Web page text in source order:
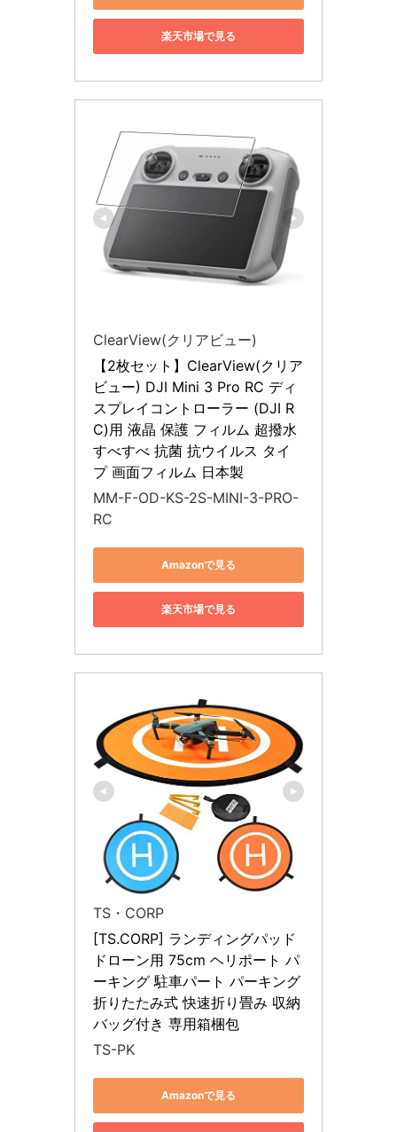
楽天市場で見る
ClearView(クリアビュー)
【2枚セット】ClearView(クリア
ビュー) DJI Mini 3 Pro RC ディ
スプレイコントローラー (DJI R
C)用 液晶 保護 フィルム 超撥水
すべすべ 抗菌 抗ウイルス タイ
プ 画面フィルム 日本製
MM-F-OD-KS-2S-MINI-3-PRO-
RC
Amazonで見る
楽天市場で見る
TS・CORP
[TS.CORP] ランディングパッド
ドローン用 75cm ヘリポート パ
ーキング 駐車パート パーキング
折りたたみ式 快速折り畳み 収納
バッグ付き 専用箱梱包
TS-PK
Amazonで見る